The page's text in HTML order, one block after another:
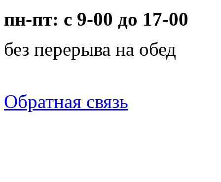
пн-пт: с 9-00 до 17-00
без перерыва на обед
Обратная связь